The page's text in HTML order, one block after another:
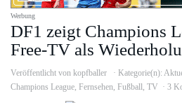
Werbung
DF1 zeigt Champions
Free-TV als
Veröffentlicht von kopfballer Kategorie(n):
Champions League, Fernsehen, Fußball, TV 3